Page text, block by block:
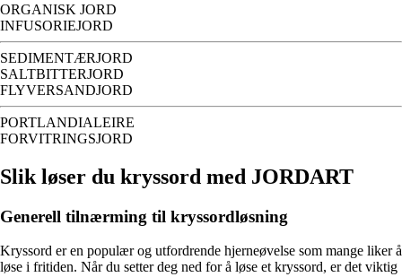
ORGANISK JORD
INFUSORIEJORD
SEDIMENTÆRJORD
SALTBITTERJORD
FLYVERSANDJORD
PORTLANDIALEIRE
FORVITRINGSJORD
Slik løser du kryssord med JORDART
Generell tilnærming til kryssordløsning
Kryssord er en populær og utfordrende hjerneøvelse som mange liker å
løse i fritiden. Når du setter deg ned for å løse et kryssord, er det viktig